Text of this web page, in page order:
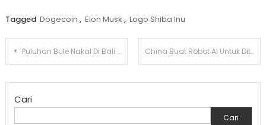
Tagged Dogecoin , Elon Musk , Logo Shiba Inu
Navigasi
pos
Puluhan Bule Nakal Di Bali Dideportasi Selama 2023 China Buat Robot AI Untuk Diturunkan Pada Medan Perang
Cari
Cari